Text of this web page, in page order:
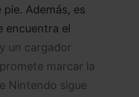
Además, es
encuentra el
un cargador
marcar la
Nintendo sigue